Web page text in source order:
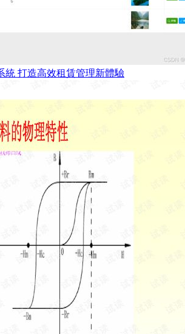
統 打造高效租賃管理新體驗